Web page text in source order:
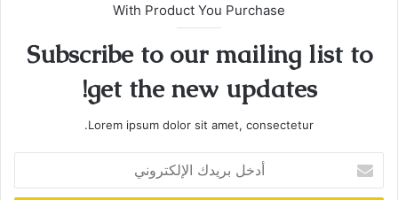
With Product You Purchase
Subscribe to our mailing list to
get the new updates!
Lorem ipsum dolor sit amet, consectetur.
بريدك
الإلكتروني